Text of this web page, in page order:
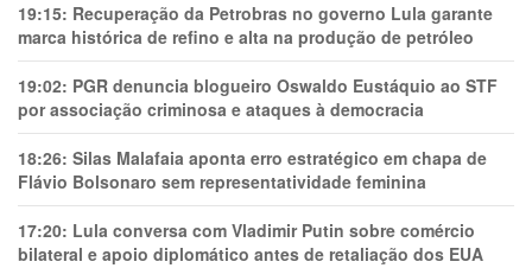
19:15: Recuperação da Petrobras no governo Lula garante
marca histórica de refino e alta na produção de petróleo
19:02: PGR denuncia blogueiro Oswaldo Eustáquio ao STF
por associação criminosa e ataques à democracia
18:26: Silas Malafaia aponta erro estratégico em chapa de
Flávio Bolsonaro sem representatividade feminina
17:20: Lula conversa com Vladimir Putin sobre comércio
bilateral e apoio diplomático antes de retaliação dos EUA